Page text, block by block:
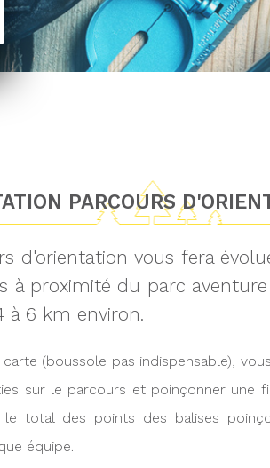
PARCOURS
d'orientation vous fera
à proximité du parc
à 6 km environ.
(boussole pas indispensable),
sur le parcours et poinçonner une
total des points des balises
équipe.